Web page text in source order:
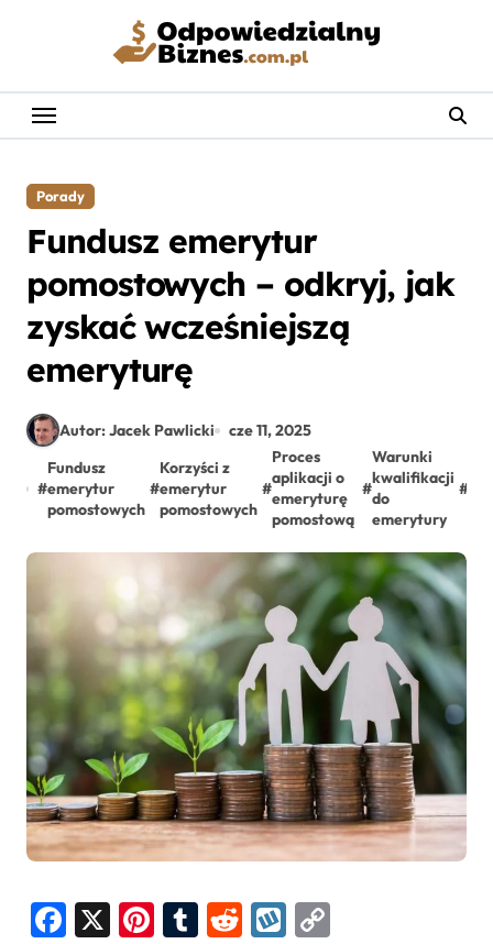
Porady
Fundusz emerytur
pomostowych – odkryj, jak
zyskać wcześniejszą
emeryturę
Autor: Jacek Pawlicki cze 11, 2025
#
Fundusz
emerytur
pomostowych
#
Korzyści z
emerytur
pomostowych
#
Proces
aplikacji o
emeryturę
pomostową
#
Warunki
kwalifikacji
do
emerytury
#
Facebook
X Pinterest
Tumblr
RedditWykop